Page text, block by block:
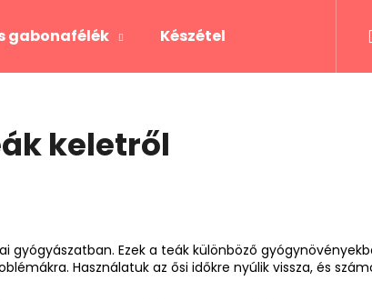
gabonafélék Készételek Fűszerek
keletről
Ezek a teák különböző
Használatuk az ősi időkre nyúlik vissza, és